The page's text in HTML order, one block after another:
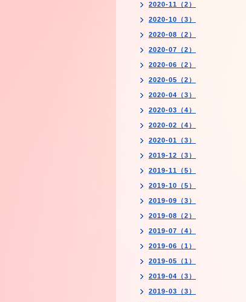
2020-11（2）
2020-10（3）
2020-08（2）
2020-07（2）
2020-06（2）
2020-05（2）
2020-04（3）
2020-03（4）
2020-02（4）
2020-01（3）
2019-12（3）
2019-11（5）
2019-10（5）
2019-09（3）
2019-08（2）
2019-07（4）
2019-06（1）
2019-05（1）
2019-04（3）
2019-03（3）